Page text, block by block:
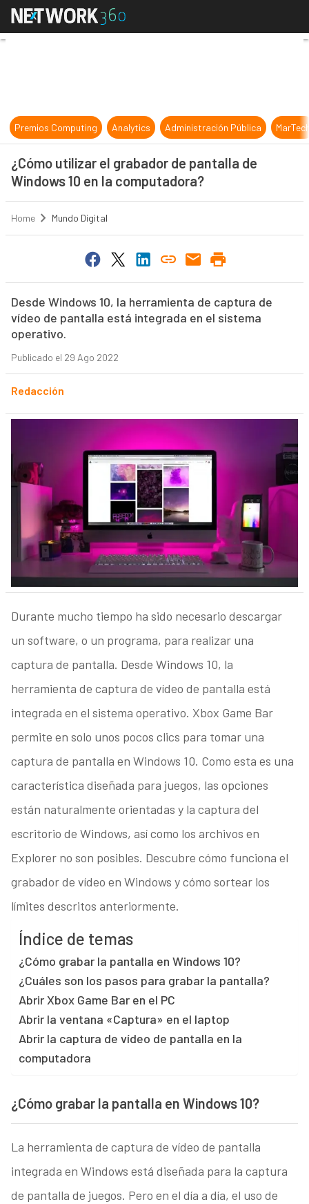
¿Cómo utilizar el grabador de
Premios Computing Analytics Administración Pública
¿Cómo utilizar el grabador de pantalla de
Windows 10 en la computadora?
Home Mundo Digital
Desde Windows 10, la herramienta de captura de
vídeo de pantalla está integrada en el sistema
operativo.
Publicado el 29 Ago 2022
Redacción
Durante mucho tiempo ha sido necesario descargar
un software, o un programa, para realizar una
captura de pantalla. Desde Windows 10, la
herramienta de captura de vídeo de pantalla está
integrada en el sistema operativo. Xbox Game Bar
permite en solo unos pocos clics para tomar una
captura de pantalla en Windows 10. Como esta es una
característica diseñada para juegos, las opciones
están naturalmente orientadas y la captura del
escritorio de Windows, así como los archivos en
Explorer no son posibles. Descubre cómo funciona el
grabador de vídeo en Windows y cómo sortear los
límites descritos anteriormente.
Índice de temas
¿Cómo grabar la pantalla en Windows 10?
¿Cuáles son los pasos para grabar la pantalla?
Abrir Xbox Game Bar en el PC
Abrir la ventana «Captura» en el laptop
Abrir la captura de vídeo de pantalla en la
computadora
¿Cómo grabar la pantalla en Windows 10?
La herramienta de captura de vídeo de pantalla
integrada en Windows está diseñada para la captura
de pantalla de juegos. Pero en el día a día, el uso de